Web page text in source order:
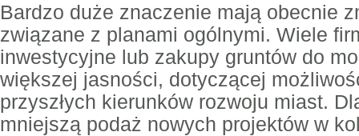
Bardzo duże znaczenie mają obecnie
związane z planami ogólnymi. Wiele
inwestycyjne lub zakupy gruntów do
większej jasności, dotyczącej
przyszłych kierunków rozwoju miast.
mniejszą podaż nowych projektów w